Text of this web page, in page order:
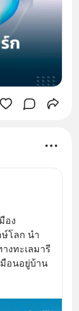
อง
ษ์โลก นำ
งทะเลมารี
มือนอยู่บ้าน